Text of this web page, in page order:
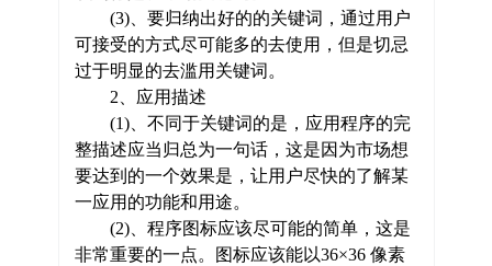
(3)、要归纳出好的的关键词，通过用户
可接受的方式尽可能多的去使用，但是切忌
过于明显的去滥用关键词。
2、应用描述
(1)、不同于关键词的是，应用程序的完
整描述应当归总为一句话，这是因为市场想
要达到的一个效果是，让用户尽快的了解某
一应用的功能和用途。
(2)、程序图标应该尽可能的简单，这是
非常重要的一点。图标应该能以36×36 像素